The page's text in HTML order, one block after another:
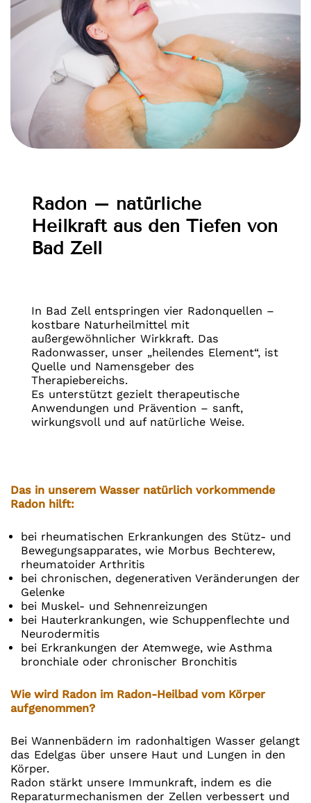
Radon – natürliche
Heilkraft aus den Tiefen von
Bad Zell
In Bad Zell entspringen vier Radonquellen –
kostbare Naturheilmittel mit
außergewöhnlicher Wirkkraft. Das
Radonwasser, unser „heilendes Element“, ist
Quelle und Namensgeber des
Therapiebereichs.
Es unterstützt gezielt therapeutische
Anwendungen und Prävention – sanft,
wirkungsvoll und auf natürliche Weise.
Das in unserem Wasser natürlich vorkommende
Radon hilft:
bei rheumatischen Erkrankungen des Stütz- und
Bewegungsapparates, wie Morbus Bechterew,
rheumatoider Arthritis
bei chronischen, degenerativen Veränderungen der
Gelenke
bei Muskel- und Sehnenreizungen
bei Hauterkrankungen, wie Schuppenflechte und
Neurodermitis
bei Erkrankungen der Atemwege, wie Asthma
bronchiale oder chronischer Bronchitis
Wie wird Radon im Radon-Heilbad vom Körper
aufgenommen?
Bei Wannenbädern im radonhaltigen Wasser gelangt
das Edelgas über unsere Haut und Lungen in den
Körper.
Radon stärkt unsere Immunkraft, indem es die
Reparaturmechanismen der Zellen verbessert und